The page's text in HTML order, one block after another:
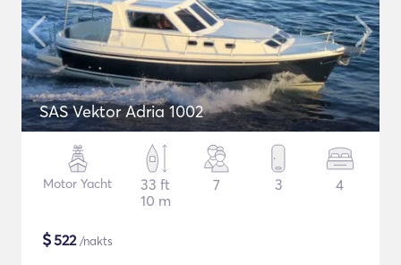
SAS Vektor Adria 1002
Motor Yacht
33 ft
10 m
7 3 4
$522/nakts